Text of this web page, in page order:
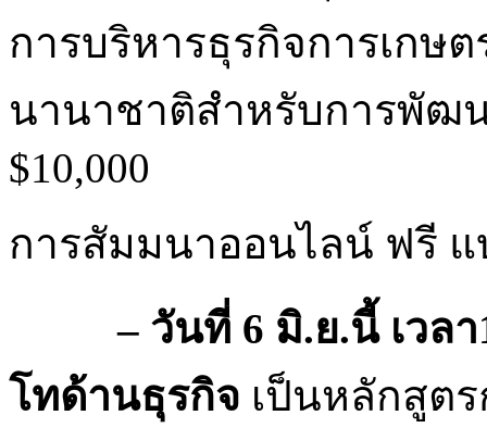
การบริหารธุรกิจการเกษ
นานาชาติสำหรับการพัฒ
$10,000
การสัมมนาออนไลน์ ฟรี แ
– วันที่ 6 มิ.ย.นี้ เวลา
โทด้านธุรกิจ เป็นหลักสูต